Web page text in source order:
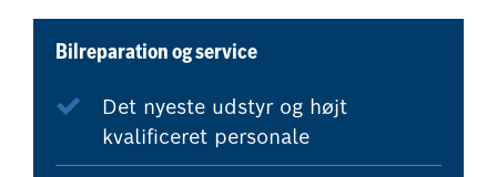
Bilreparation og service
Det nyeste udstyr og højt
kvalificeret personale